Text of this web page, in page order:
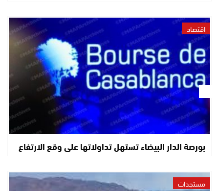
اقتصاد
بورصة الدار البيضاء تستهل تداولاتها على وقع الارتفاع
مستجدات